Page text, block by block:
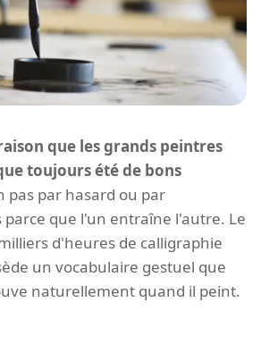
que les grands peintres
toujours été de bons
pas par hasard ou par
parce que l'un entraîne l'autre. Le
d'heures de calligraphie
un vocabulaire gestuel que
naturellement quand il peint.